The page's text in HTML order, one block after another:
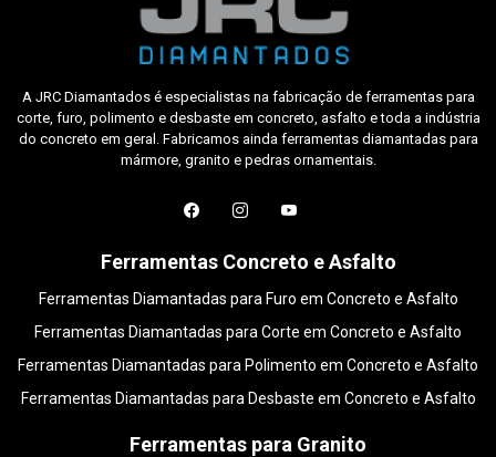
A JRC Diamantados é especialistas na fabricação de ferramentas para
corte, furo, polimento e desbaste em concreto, asfalto e toda a indústria
do concreto em geral. Fabricamos ainda ferramentas diamantadas para
mármore, granito e pedras ornamentais.
Ferramentas Concreto e Asfalto
Ferramentas Diamantadas para Furo em Concreto e Asfalto
Ferramentas Diamantadas para Corte em Concreto e Asfalto
Ferramentas Diamantadas para Polimento em Concreto e Asfalto
Ferramentas Diamantadas para Desbaste em Concreto e Asfalto
Ferramentas para Granito